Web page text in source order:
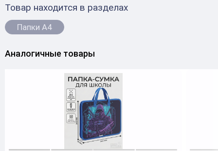
Товар находится в разделах
Папки А4
Аналогичные товары